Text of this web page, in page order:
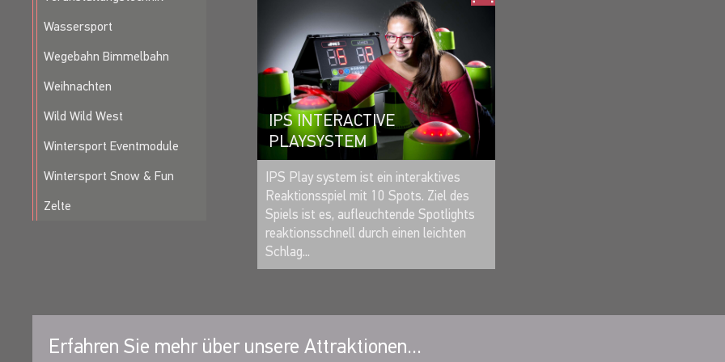
Wassersport
Wegebahn Bimmelbahn
Weihnachten
Wild Wild West
Wintersport Eventmodule
Wintersport Snow & Fun
Zelte
IPS INTERACTIVE
PLAYSYSTEM
MERKEN
IPS Play system ist ein interaktives
Reaktionsspiel mit 10 Spots. Ziel des
Spiels ist es, aufleuchtende Spotlights
reaktionsschnell durch einen leichten
Schlag...
Erfahren Sie mehr über unsere Attraktionen...